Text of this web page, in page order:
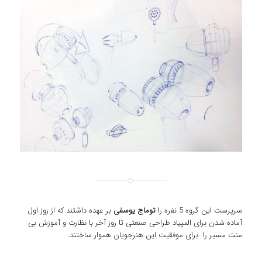
سرپرست این گروه 5 نفره را توماج یوسفی بر عهده داشتند که از روز اول
آماده شدن برای المپیاد طراحی صنعتی تا روز آخر با نظارت و آموزش بی
منت مسیر را برای موفقیت این هنرجویان هموار ساختند.